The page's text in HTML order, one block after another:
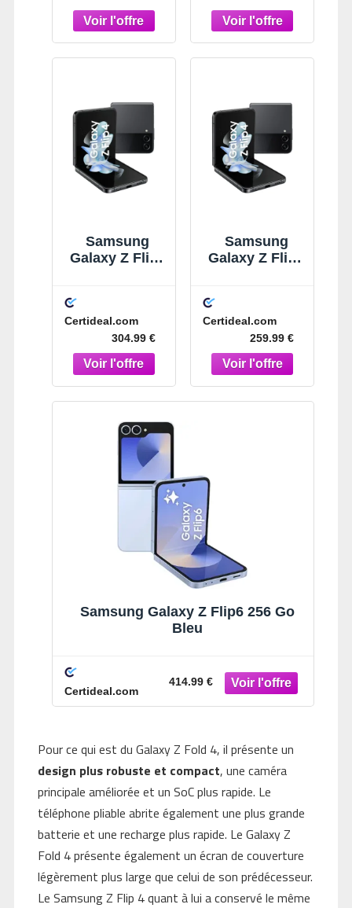
Samsung
Galaxy Z Flip4
Certideal.com
304.99 €
Samsung
Galaxy Z Flip4
Certideal.com
259.99 €
Samsung Galaxy Z Flip6 256 Go
Bleu
Certideal.com
414.99 €
Pour ce qui est du Galaxy Z Fold 4, il présente un
design plus robuste et compact, une caméra
principale améliorée et un SoC plus rapide. Le
téléphone pliable abrite également une plus grande
batterie et une recharge plus rapide. Le Galaxy Z
Fold 4 présente également un écran de couverture
légèrement plus large que celui de son prédécesseur.
Le Samsung Z Flip 4 quant à lui a conservé le même